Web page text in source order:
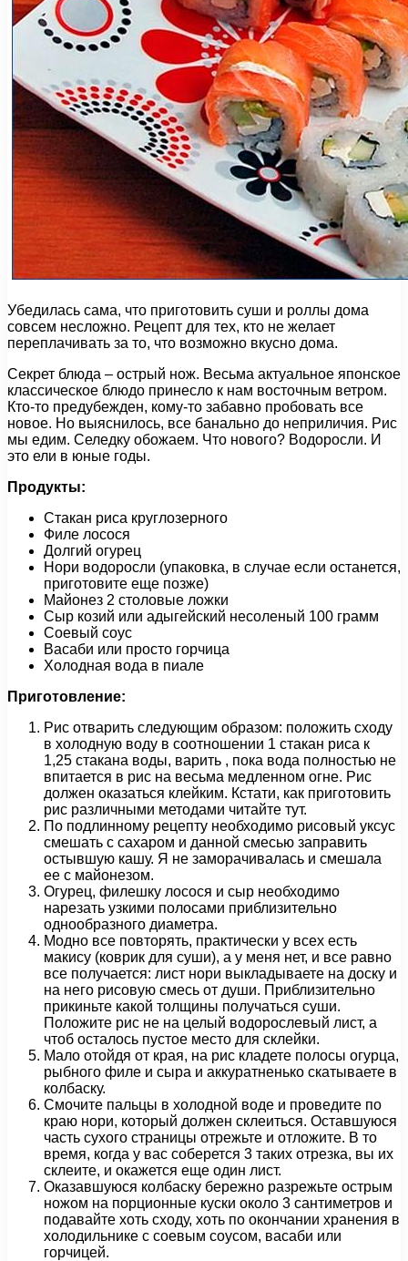
Убедилась сама, что приготовить суши и роллы дома
совсем несложно. Рецепт для тех, кто не желает
переплачивать за то, что возможно вкусно дома.
Секрет блюда – острый нож. Весьма актуальное японское
классическое блюдо принесло к нам восточным ветром.
Кто-то предубежден, кому-то забавно пробовать все
новое. Но выяснилось, все банально до неприличия. Рис
мы едим. Селедку обожаем. Что нового? Водоросли. И
это ели в юные годы.
Продукты:
Стакан риса круглозерного
Филе лосося
Долгий огурец
Нори водоросли (упаковка, в случае если останется,
приготовите еще позже)
Майонез 2 столовые ложки
Сыр козий или адыгейский несоленый 100 грамм
Соевый соус
Васаби или просто горчица
Холодная вода в пиале
Приготовление:
Рис отварить следующим образом: положить сходу
в холодную воду в соотношении 1 стакан риса к
1,25 стакана воды, варить , пока вода полностью не
впитается в рис на весьма медленном огне. Рис
должен оказаться клейким. Кстати, как приготовить
рис различными методами читайте тут.
По подлинному рецепту необходимо рисовый уксус
смешать с сахаром и данной смесью заправить
остывшую кашу. Я не заморачивалась и смешала
ее с майонезом.
Огурец, филешку лосося и сыр необходимо
нарезать узкими полосами приблизительно
однообразного диаметра.
Модно все повторять, практически у всех есть
макису (коврик для суши), а у меня нет, и все равно
все получается: лист нори выкладываете на доску и
на него рисовую смесь от души. Приблизительно
прикиньте какой толщины получаться суши.
Положите рис не на целый водорослевый лист, а
чтоб осталось пустое место для склейки.
Мало отойдя от края, на рис кладете полосы огурца,
рыбного филе и сыра и аккуратненько скатываете в
колбаску.
Смочите пальцы в холодной воде и проведите по
краю нори, который должен склеиться. Оставшуюся
часть сухого страницы отрежьте и отложите. В то
время, когда у вас соберется 3 таких отрезка, вы их
склеите, и окажется еще один лист.
Оказавшуюся колбаску бережно разрежьте острым
ножом на порционные куски около 3 сантиметров и
подавайте хоть сходу, хоть по окончании хранения в
холодильнике с соевым соусом, васаби или
горчицей.